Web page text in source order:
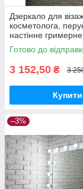
Дзеркало для
косметолога,
настінне
лампочками Моши
полицею 78х60см
Готово до
3 152,50 ₴ 3
Купити
–3%